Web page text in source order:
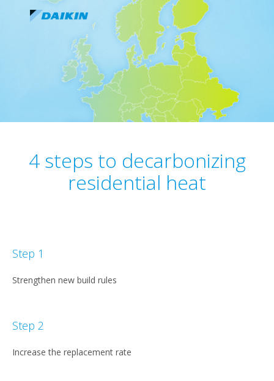
4 steps to decarbonizing
residential heat​
Step 1
Strengthen new build rules
Step 2
Increase the replacement rate